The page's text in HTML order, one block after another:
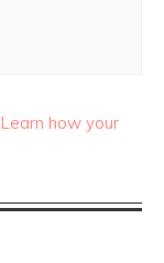
Learn how your